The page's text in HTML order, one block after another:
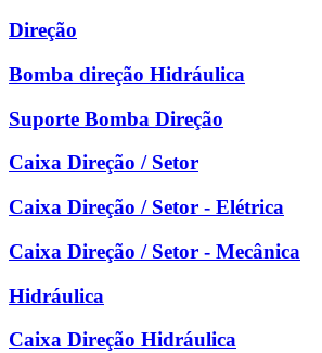
Direção
Bomba direção Hidráulica
Suporte Bomba Direção
Caixa Direção / Setor
Caixa Direção / Setor - Elétrica
Caixa Direção / Setor - Mecânica
Hidráulica
Caixa Direção Hidráulica